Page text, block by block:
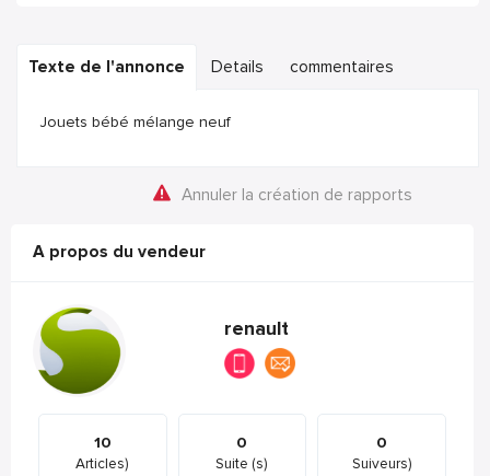
Texte de l'annonce Details commentaires
Jouets bébé mélange neuf
Annuler la création de rapports
A propos du vendeur
renault
10
Articles)
0
Suite (s)
0
Suiveurs)